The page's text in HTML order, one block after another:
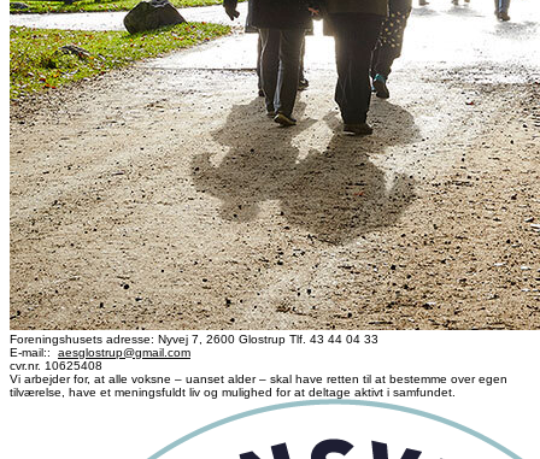
Foreningshusets adresse: Nyvej 7, 2600 Glostrup Tlf. 43 44 04 33
E-mail:: aesglostrup@gmail.com
cvr.nr. 10625408
Vi arbejder for, at alle voksne – uanset alder – skal have retten til at bestemme over egen
tilværelse, have et meningsfuldt liv og mulighed for at deltage aktivt i samfundet.